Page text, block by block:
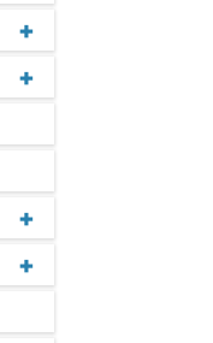
+
+
+
+